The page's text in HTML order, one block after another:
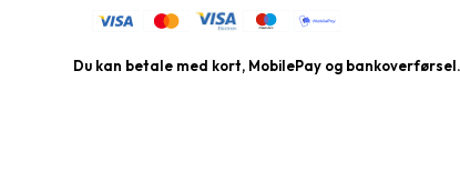
Du kan betale med kort, MobilePay og bankoverførsel.